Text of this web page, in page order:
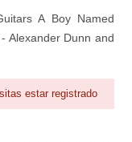
Reproductor
A Boy Named
Alexander Dunn and
estar registrado